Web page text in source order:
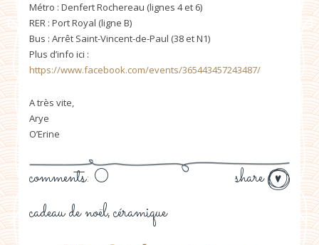
Métro : Denfert Rochereau (lignes 4 et 6)
RER : Port Royal (ligne B)
Bus : Arrêt Saint-Vincent-de-Paul (38 et N1)
Plus d’info ici :
https://www.facebook.com/events/365443457243487/
A très vite,
Arye
O’Erine
share
comments: 0
cadeau de noël, céramique